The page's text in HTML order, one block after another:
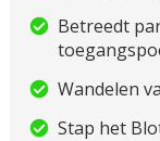
Betreedt
Wandelen
Stap het